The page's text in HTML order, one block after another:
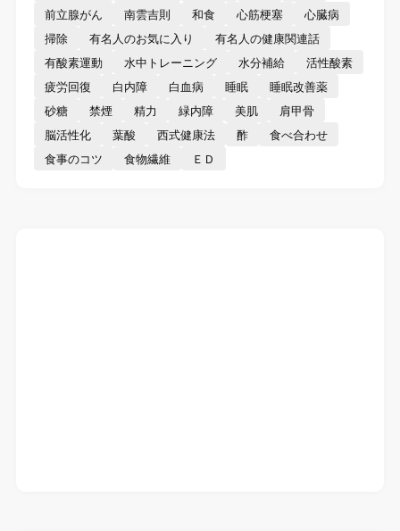
前立腺がん
南雲吉則 和食 心筋梗塞
心臓病
掃除
有名人のお気に入り
有名人の健康関連話
有酸素運動
水中トレーニング 水分補給
活性酸素
疲労回復
白内障 白血病 睡眠
睡眠改善薬
砂糖
禁煙 精力 緑内障 美肌
肩甲骨
脳活性化
葉酸 西式健康法 酢
食べ合わせ
食事のコツ
食物繊維 ＥＤ